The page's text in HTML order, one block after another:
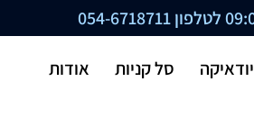
054-6718711
יודאיקה סל קניות אודות